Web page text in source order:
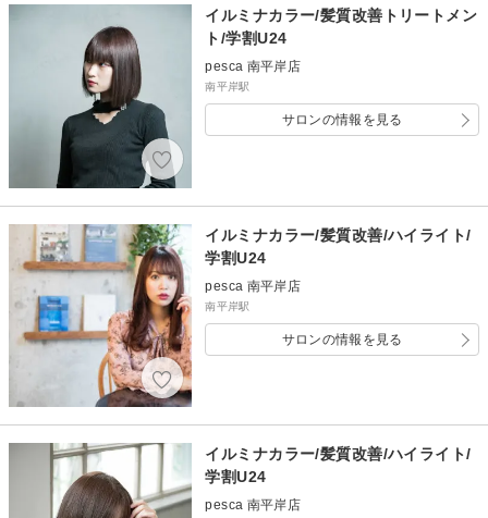
イルミナカラー/髪質改善トリートメン
ト/学割U24
pesca 南平岸店
南平岸駅
サロンの情報を見る
イルミナカラー/髪質改善/ハイライト/
学割U24
pesca 南平岸店
南平岸駅
サロンの情報を見る
イルミナカラー/髪質改善/ハイライト/
学割U24
pesca 南平岸店